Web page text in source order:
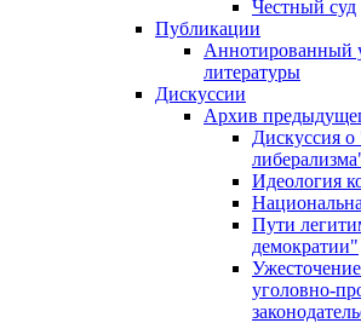
Честный суд
Публикации
Аннотированный
литературы
Дискуссии
Архив
Дискуссия о
Идеология
Пути
демократии"
уголовно-